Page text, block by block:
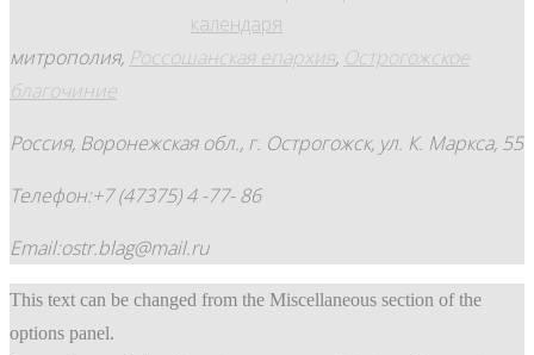
календаря
митрополия, Россошанская епархия, Острогожское
благочиние
Россия, Воронежская обл., г. Острогожск, ул. К. Маркса, 55
Телефон:+7 (47375) 4 -77- 86
Email:ostr.blag@mail.ru
This text can be changed from the Miscellaneous section of the
options panel.